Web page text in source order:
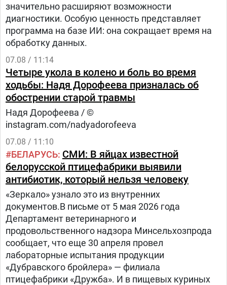
значительно расширяют возможности
диагностики. Особую ценность представляет
программа на базе ИИ: она сокращает время на
обработку данных.
07.08 / 11:14
Четыре укола в колено и боль во время
ходьбы: Надя Дорофеева призналась об
обострении старой травмы
Надя Дорофеева / ©
instagram.com/nadyadorofeeva
07.08 / 11:10
БЕЛАРУСЬ СМИ: В яйцах известной
белорусской птицефабрики выявили
антибиотик, который нельзя человеку
«Зеркало» узнало это из внутренних
документов.В письме от 5 мая 2026 года
Департамент ветеринарного и
продовольственного надзора Минсельхозпрода
сообщает, что еще 30 апреля провел
лабораторные испытания продукции
«Дубравского бройлера» — филиала
птицефабрики «Дружба». И в пищевых куриных